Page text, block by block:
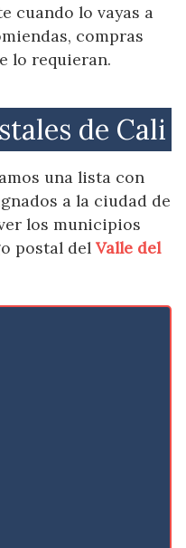
cuando lo vayas a
compras
lo requieran.
de Cali
una lista con
a la ciudad de
los municipios
postal del Valle del